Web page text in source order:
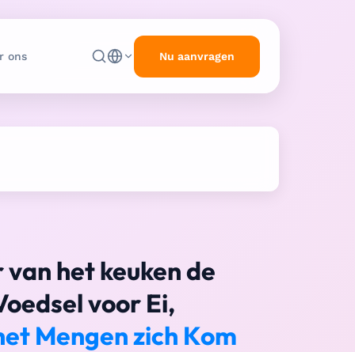
ons Nu aanvragen
van het keuken de
voor Ei,
Mengen zich Kom